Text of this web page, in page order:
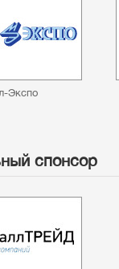
Экспо
спонсор